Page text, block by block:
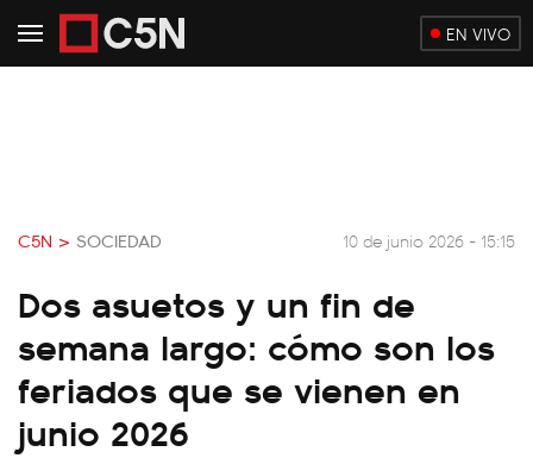
EN VIVO
C5N > SOCIEDAD 10 de junio 2026 - 15:15
Dos asuetos y un fin de
semana largo: cómo son los
feriados que se vienen en
junio 2026